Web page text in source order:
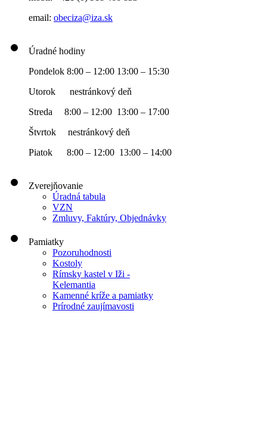
email: obeciza@iza.sk
Úradné hodiny
Pondelok 8:00 – 12:00 13:00 – 15:30
Utorok nestránkový deň
Streda 8:00 – 12:00 13:00 – 17:00
Štvrtok nestránkový deň
Piatok 8:00 – 12:00 13:00 – 14:00
Zverejňovanie
Úradná tabula
VZN
Zmluvy, Faktúry, Objednávky
Pamiatky
Pozoruhodnosti
Kostoly
Rímsky kastel v Iži -
Kelemantia
Kamenné kríže a pamiatky
Prírodné zaujímavosti